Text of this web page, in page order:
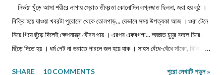
নির্ভয়া খুঁড়ে আসা শরীরে লাগায় স্রোত তীব্রতা কোনোদিন লগ্নজাত ছিলনা, জরা হয় লুঠ ।
বিক্রি হয়ে যাওয়া খবরটা পুরোনো থেকে তোলপাড়... যেভাবে সময় উপত্যকা আজ । ওরা টেনে
নিয়ে গিয়ে ছুঁড়ে দিলেই ক্ষেপনাস্ত্র যৌবন পায় । এরপর একবগগা... অজ্ঞাত চুমুর বদলে চিরে-
ছিঁড়ে দিতে হয় । ধর্ম পেট না ভরাতে পারলে জল হয়ে যাক । সাহস বেঁধে-বেঁধে সাঁকো, বিনিময়ে
SHARE 10 COMMENTS পুরো লেখাটি পড়ুন »